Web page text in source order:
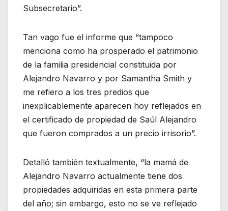
Subsecretario”.
Tan vago fue el informe que “tampoco
menciona como ha prosperado el patrimonio
de la familia presidencial constituida por
Alejandro Navarro y por Samantha Smith y
me refiero a los tres predios que
inexplicablemente aparecen hoy reflejados en
el certificado de propiedad de Saúl Alejandro
que fueron comprados a un precio irrisorio”.
Detalló también textualmente, “la mamá de
Alejandro Navarro actualmente tiene dos
propiedades adquiridas en esta primera parte
del año; sin embargo, esto no se ve reflejado